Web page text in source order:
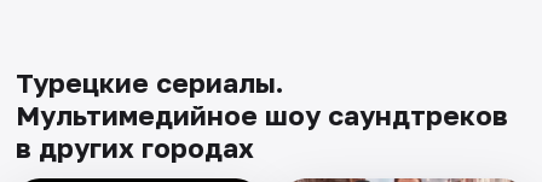
Турецкие сериалы.
Мультимедийное шоу саундтреков
в других городах